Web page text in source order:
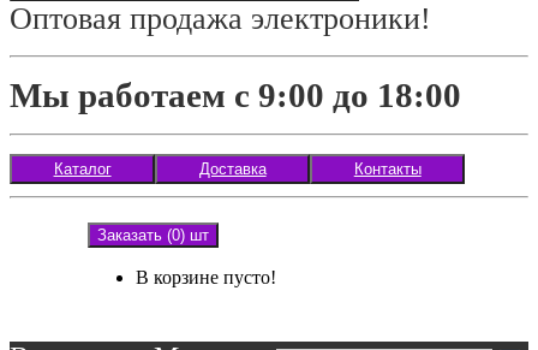
Оптовая продажа электроники!
Мы работаем с 9:00 до 18:00
Каталог Доставка Контакты
Заказать (0) шт
В корзине пусто!